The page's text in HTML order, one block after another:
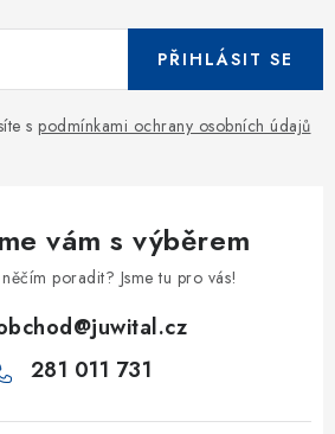
s podmínkami ochrany osobních údajů
PŘIHLÁSIT SE
vám s výběrem
poradit? Jsme tu pro vás!
@juwital.cz
281 011 731